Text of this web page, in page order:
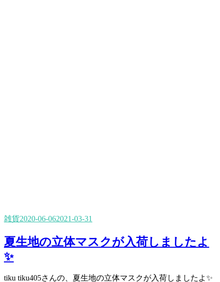
雑貨2020-06-062021-03-31
夏生地の立体マスクが入荷しましたよ
✨
tiku tiku405さんの、夏生地の立体マスクが入荷しましたよ✨